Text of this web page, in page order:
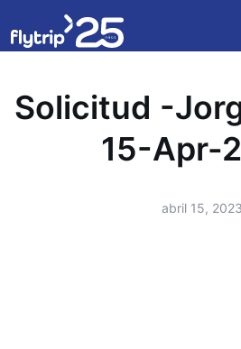
Solicitud -
15-Apr-
abril 15, 2023